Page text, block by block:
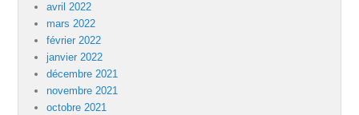
avril 2022
mars 2022
février 2022
janvier 2022
décembre 2021
novembre 2021
octobre 2021